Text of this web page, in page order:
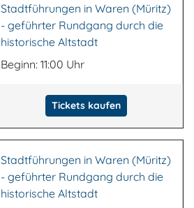
Stadtführungen in Waren (Müritz)
- geführter Rundgang durch die
historische Altstadt
Beginn: 11:00 Uhr
Tickets kaufen
Stadtführungen in Waren (Müritz)
- geführter Rundgang durch die
historische Altstadt